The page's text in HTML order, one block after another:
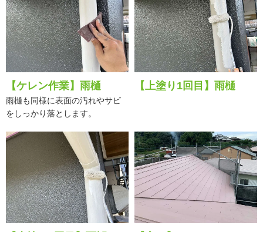
【ケレン作業】雨樋
雨樋も同様に表面の汚れやサビ
をしっかり落とします。
【上塗り1回目】雨樋